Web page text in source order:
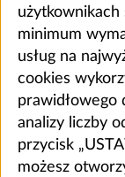
użytkownikach
minimum
usług na
cookies
prawidłowego
analizy liczby
przycisk
możesz